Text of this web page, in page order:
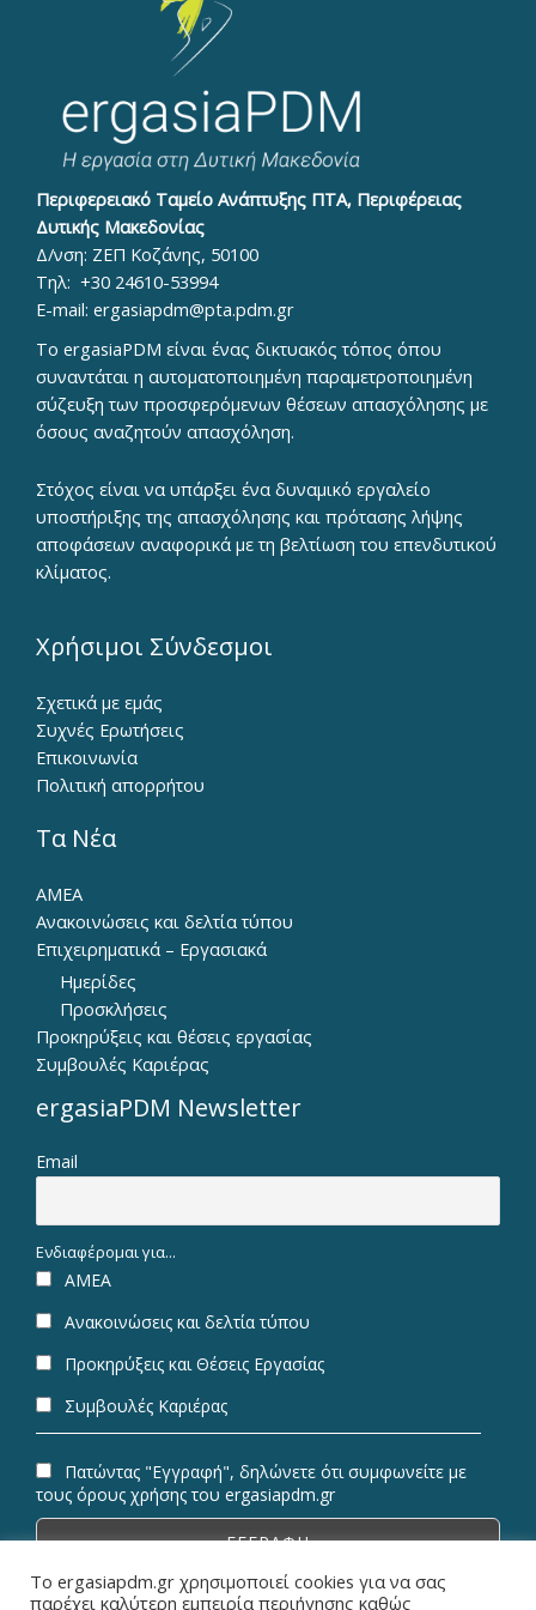
Περιφερειακό Ταμείο Ανάπτυξης ΠΤΑ, Περιφέρειας
Δυτικής Μακεδονίας
Δ/νση: ΖΕΠ Κοζάνης, 50100
Τηλ: +30 24610-53994
E-mail: ergasiapdm@pta.pdm.gr
To ergasiaPDM είναι ένας δικτυακός τόπος όπου
συναντάται η αυτοματοποιημένη παραμετροποιημένη
σύζευξη των προσφερόμενων θέσεων απασχόλησης με
όσους αναζητούν απασχόληση.
Στόχος είναι να υπάρξει ένα δυναμικό εργαλείο
υποστήριξης της απασχόλησης και πρότασης λήψης
αποφάσεων αναφορικά με τη βελτίωση του επενδυτικού
κλίματος.
Χρήσιμοι Σύνδεσμοι
Σχετικά με εμάς
Συχνές Ερωτήσεις
Επικοινωνία
Πολιτική απορρήτου
Τα Νέα
ΑΜΕΑ
Ανακοινώσεις και δελτία τύπου
Επιχειρηματικά – Εργασιακά
Ημερίδες
Προσκλήσεις
Προκηρύξεις και θέσεις εργασίας
Συμβουλές Καριέρας
ergasiaPDM Newsletter
Email
Ενδιαφέρομαι για...
ΑΜΕΑ
Ανακοινώσεις και δελτία τύπου
Προκηρύξεις και Θέσεις Εργασίας
Συμβουλές Καριέρας
Πατώντας "Εγγραφή", δηλώνετε ότι συμφωνείτε με
τους όρους χρήσης του ergasiapdm.gr
Το ergasiapdm.gr χρησιμοποιεί cookies για να σας
παρέχει καλύτερη εμπειρία περιήγησης καθώς